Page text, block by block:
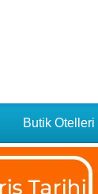
Butik Otelleri